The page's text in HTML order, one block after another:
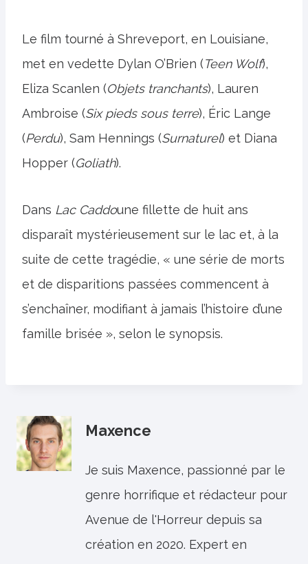
Le film tourné à Shreveport, en Louisiane,
met en vedette Dylan O’Brien (Teen Wolf),
Eliza Scanlen (Objets tranchants), Lauren
Ambroise (Six pieds sous terre), Éric Lange
(Perdu), Sam Hennings (Surnaturel) et Diana
Hopper (Goliath).
Dans Lac Caddoune fillette de huit ans
disparaît mystérieusement sur le lac et, à la
suite de cette tragédie, « une série de morts
et de disparitions passées commencent à
s’enchaîner, modifiant à jamais l’histoire d’une
famille brisée », selon le synopsis.
Maxence
Je suis Maxence, passionné par le
genre horrifique et rédacteur pour
Avenue de l'Horreur depuis sa
création en 2020. Expert en